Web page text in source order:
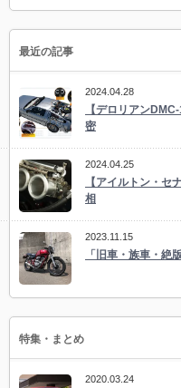
最近の記事
2024.04.28
【デロリアン
密
2024.04.25
【アイルトン・セ
相
2023.11.15
「旧車・族車・絶
特集・まとめ
2020.03.24